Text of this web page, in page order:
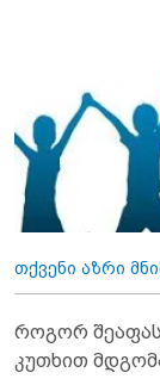
თქვენი აზრი
როგორ
კუთხით